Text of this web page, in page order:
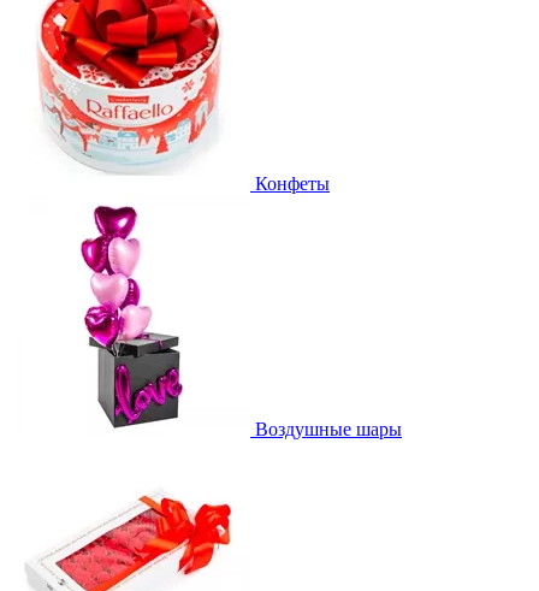
Конфеты
Воздушные шары